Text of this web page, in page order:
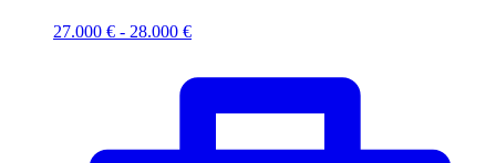
27.000 € - 28.000 €